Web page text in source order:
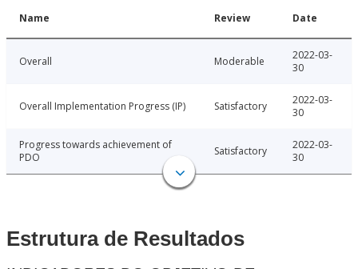
Name Review Date
Overall Moderable
2022-03-
30
Overall Implementation Progress (IP) Satisfactory
2022-03-
30
Progress towards achievement of
PDO
Satisfactory
2022-03-
30
Estrutura de Resultados